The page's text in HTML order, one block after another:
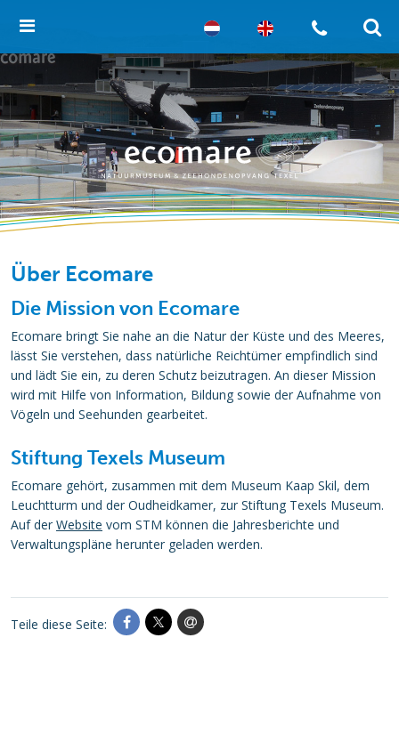
Über Ecomare
Die Mission von Ecomare
Ecomare bringt Sie nahe an die Natur der Küste und des Meeres,
lässt Sie verstehen, dass natürliche Reichtümer empfindlich sind
und lädt Sie ein, zu deren Schutz beizutragen. An dieser Mission
wird mit Hilfe von Information, Bildung sowie der Aufnahme von
Vögeln und Seehunden gearbeitet.
Stiftung Texels Museum
Ecomare gehört, zusammen mit dem Museum Kaap Skil, dem
Leuchtturm und der Oudheidkamer, zur Stiftung Texels Museum.
Auf der Website vom STM können die Jahresberichte und
Verwaltungspläne herunter geladen werden.
Teile diese Seite: